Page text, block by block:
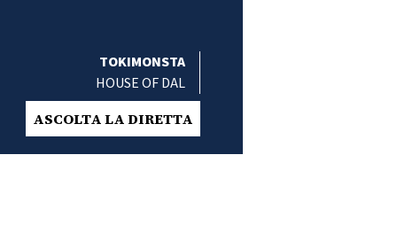
TOKIMONSTA
HOUSE OF DAL
ASCOLTA LA DIRETTA